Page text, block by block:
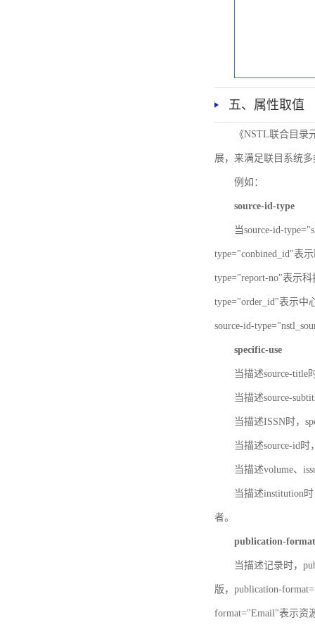
五、属性取值
《NSTL联合目
展，来满足联目系统
例如：
source-id-type
当source-id-
type="conbined_id"表
type="report-no"表示
type="order_id"表示中
source-id-
specific-use
当描述source-title
当描述source-
当描述ISSN时，
当描述source-id
当描述volume、
当描述institution
者。
publication-format
当描述记录时，
版，publication-
format="Email"表示资